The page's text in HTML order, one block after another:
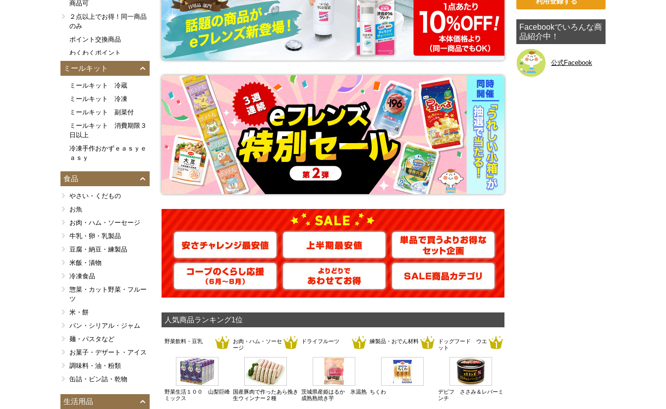
人気商品ランキング1位
野菜飲料・豆乳
野菜生活１００ 山梨巨峰
ミックス
お肉・ハム・ソーセ
ージ
国産豚肉で作ったあら挽き
生ウィンナー２種
ドライフルーツ
茨城県産姫はるか 氷温熟
成熟熟焼き芋
練製品・おでん材料
ちくわ
ドッグフード ウエ
ット
デビフ ささみ＆レバーミ
ンチ
Facebookでいろんな商
品紹介中！
公式Facebook
商品可
２点以上でお得！同一商品
のみ
ポイント交換商品
わくわくポイント
みんなのご指名！定番ＭＶ
Ｐ
イチ推し！おすコメ４．５
以上
今週の新登場
今週の新発売
今しか買えない！今回限り
など
パパッと１食分！弁当・惣
菜
食事をきづかう方へ
コープデリ・生協オリジナ
ル
コープ商品
年間人気ベスト１位
数量限定抽選品
環境配慮商品
ＢＩＧＭＡＲＴ 大容量＆
調理済みおかず おかえり
ミールキット
ミールキット 冷蔵
ミールキット 冷凍
ミールキット 副菜付
ミールキット 消費期限３
日以上
冷凍手作おかずｅａｓｙｅ
ａｓｙ
食品
やさい・くだもの
お魚
お肉・ハム・ソーセージ
牛乳・卵・乳製品
豆腐・納豆・練製品
米飯・漬物
冷凍食品
惣菜・カット野菜・フルー
ツ
米・餅
パン・シリアル・ジャム
麺・パスタなど
お菓子・デザート・アイス
調味料・油・粉類
缶詰・ビン詰・乾物
即席味噌汁・スープなど
飲料
生活用品